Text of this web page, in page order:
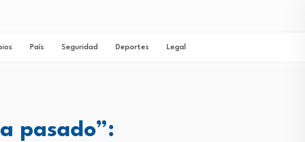
País Seguridad Deportes Legal
pasado”: